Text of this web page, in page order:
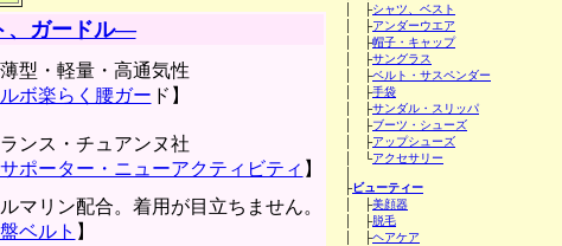
│ ├シャツ、ベスト
│ ├アンダーウエア
│ ├帽子・キャップ
│ ├サングラス
│ ├ベルト・サスペンダー
│ ├手袋
│ ├サンダル・スリッパ
│ ├ブーツ・シューズ
│ ├アップシューズ
│ └アクセサリー
├ビューティー
│ ├美顔器
│ ├脱毛
│ ├ヘアケア
、ガードル―
薄型・軽量・高通気性
ボ楽らく腰ガー ド】
ランス・チュアンヌ社
ポーター・ニューアクティビティ 】
ルマリン配合。着用が目立ちません。
ベルト 】